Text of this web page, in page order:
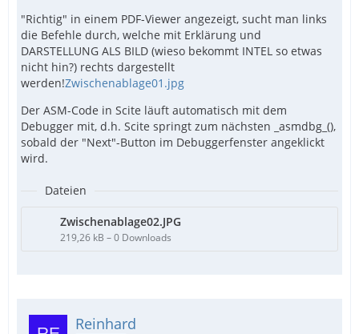
"Richtig" in einem PDF-Viewer angezeigt, sucht man links
die Befehle durch, welche mit Erklärung und
DARSTELLUNG ALS BILD (wieso bekommt INTEL so etwas
nicht hin?) rechts dargestellt
werden!Zwischenablage01.jpg
Der ASM-Code in Scite läuft automatisch mit dem
Debugger mit, d.h. Scite springt zum nächsten _asmdbg_(),
sobald der "Next"-Button im Debuggerfenster angeklickt
wird.
Dateien
Zwischenablage02.JPG
219,26 kB – 0 Downloads
Reinhard